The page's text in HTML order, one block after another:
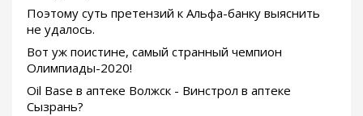
Поэтому суть претензий к Альфа-банку выяснить
не удалось.
Вот уж поистине, самый странный чемпион
Олимпиады-2020!
Oil Base в аптеке Волжск - Винстрол в аптеке
Сызрань?